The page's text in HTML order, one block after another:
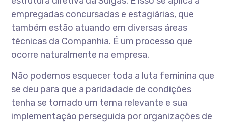
empregadas concursadas e estagiárias, que
também estão atuando em diversas áreas
técnicas da Companhia. É um processo que
ocorre naturalmente na empresa.
Não podemos esquecer toda a luta feminina que
se deu para que a paridadade de condições
tenha se tornado um tema relevante e sua
implementação perseguida por organizações de